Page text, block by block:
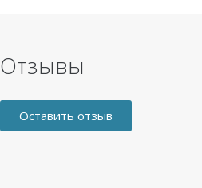
Отзывы
Оставить отзыв